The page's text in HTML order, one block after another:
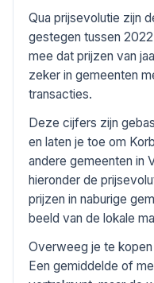
Qua prijsevolutie zijn
gestegen tussen
mee dat prijzen van
zeker in gemeenten
transacties.
Deze cijfers zijn
en laten je toe om
andere gemeenten in
hieronder de
prijzen in naburige
beeld van de lokale
Overweeg je te
Een gemiddelde of